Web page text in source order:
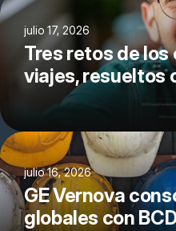
julio 17, 2026
Tres retos de
viajes, resueltos
julio 16, 2026
GE Vernova
globales con